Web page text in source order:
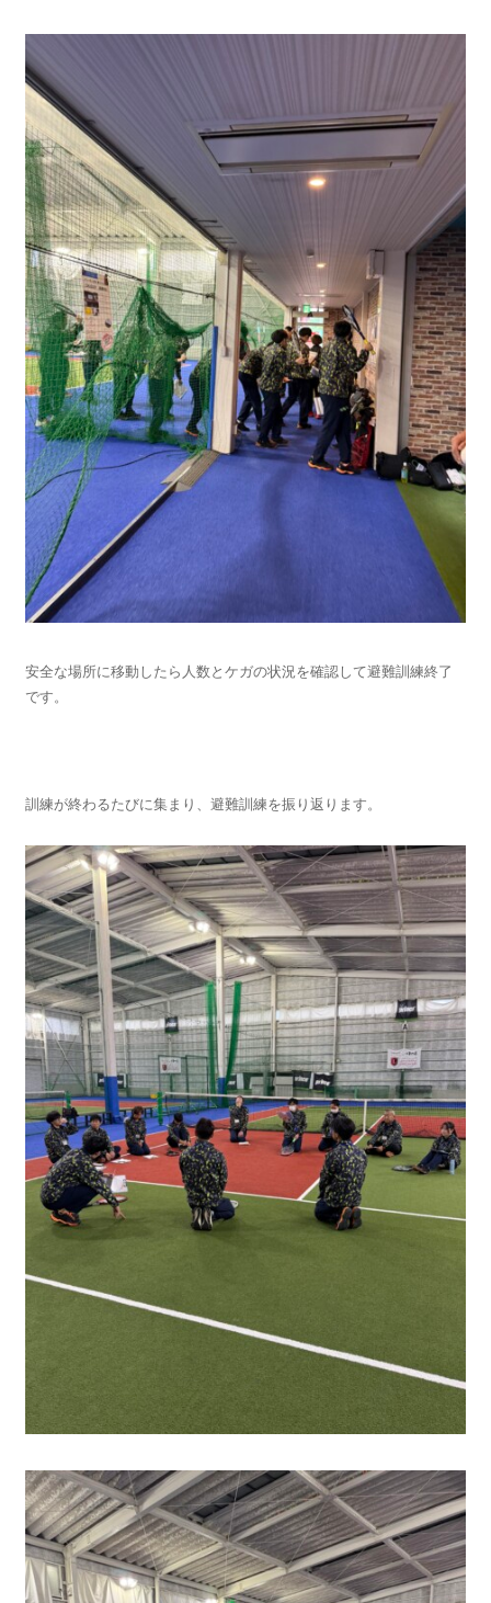
安全な場所に移動したら人数とケガの状況を確認して避難訓練終了
です。
訓練が終わるたびに集まり、避難訓練を振り返ります。